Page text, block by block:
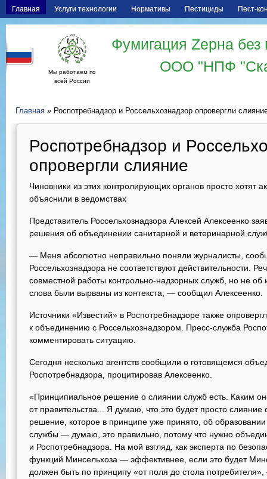
Главная Услуги технологии Нормативы Пестициды Пест-
Мы работаем по
всей России
Фумигация Zерна
ООО "НПФ
Главная » Роспотребнадзор и Россельхознадзор опровергли
Роспотребнадзор и
опровергли слияние
Чиновники из этих контролирующих органов просто хотят
объяснили в ведомствах
Представитель Россельхознадзора Алексей Алексеенко
решения об объединении санитарной и ветеринарной
— Меня абсолютно неправильно поняли журналисты,
Россельхознадзора не соответствуют действительности.
совместной работы контрольно-надзорных служб, но не
слова были вырваны из контекста, — сообщил Алексеенко.
Источники «Известий» в Роспотребнадзоре также
к объединению с Россельхознадзором. Пресс-служба
комментировать ситуацию.
Сегодня несколько агентств сообщили о готовящемся
Роспотребнадзора, процитировав Алексеенко.
«Принципиальное решение о слиянии служб есть. Каким
от правительства... Я думаю, что это будет просто
решение, которое в принципе уже принято, об
службы — думаю, это правильно, потому что нужно
и Роспотребнадзора. На мой взгляд, как эксперта по
функций Минсельхоза — эффективнее, если это будет
должен быть по принципу «от поля до стола